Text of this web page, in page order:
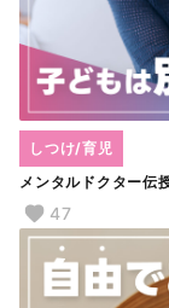
メンタルドクター伝
しつけ/育児
47